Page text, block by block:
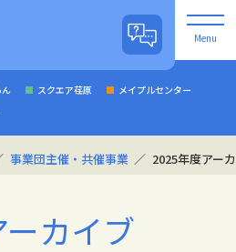
Menu
スクエア荏原
メイプルセンター
事業団主催・共催事業 2025年度アー
カイブ